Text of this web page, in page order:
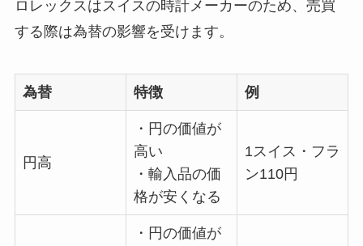
ロレックスはスイスの時計メーカーのため、売買
する際は為替の影響を受けます。
為替 特徴 例
円高
・円の価値が
高い
・輸入品の価
格が安くなる
1スイス・フラ
ン110円
・円の価値が